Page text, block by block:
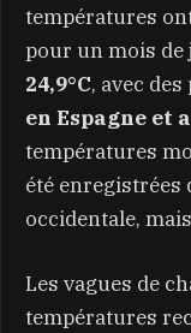
températures
pour un mois de
24,9°C, avec
en Espagne et
températures
été
occidentale,
Les vagues de
températures